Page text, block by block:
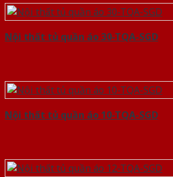
Nội thất tủ quần áo 30-TQA-SGD
Nội thất tủ quần áo 10-TQA-SGD